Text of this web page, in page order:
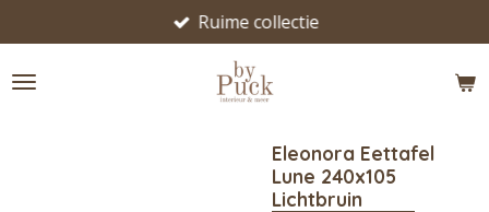
direct
naar
Ruime collectie
Eleonora Eettafel
Lune 240x105
Lichtbruin